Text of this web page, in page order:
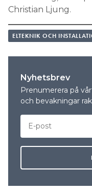
Christian Ljung.
ELTEKNIK OCH
Nyhetsbrev
Prenumerera på
och bevakningar